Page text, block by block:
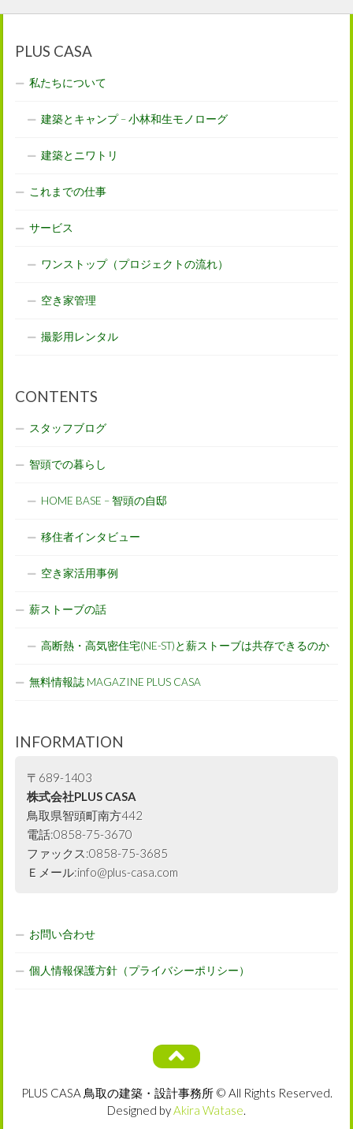
PLUS CASA
私たちについて
建築とキャンプ – 小林和生モノローグ
建築とニワトリ
これまでの仕事
サービス
ワンストップ（プロジェクトの流れ）
空き家管理
撮影用レンタル
CONTENTS
スタッフブログ
智頭での暮らし
HOME BASE – 智頭の自邸
移住者インタビュー
空き家活用事例
薪ストーブの話
高断熱・高気密住宅(NE-ST)と薪ストーブは共存できるのか
無料情報誌 MAGAZINE PLUS CASA
INFORMATION
〒689-1403
株式会社PLUS CASA
鳥取県智頭町南方442
電話:0858-75-3670
ファックス:0858-75-3685
Ｅメール:info@plus-casa.com
お問い合わせ
個人情報保護方針（プライバシーポリシー）
PLUS CASA 鳥取の建築・設計事務所 © All Rights Reserved.
Designed byAkira Watase.